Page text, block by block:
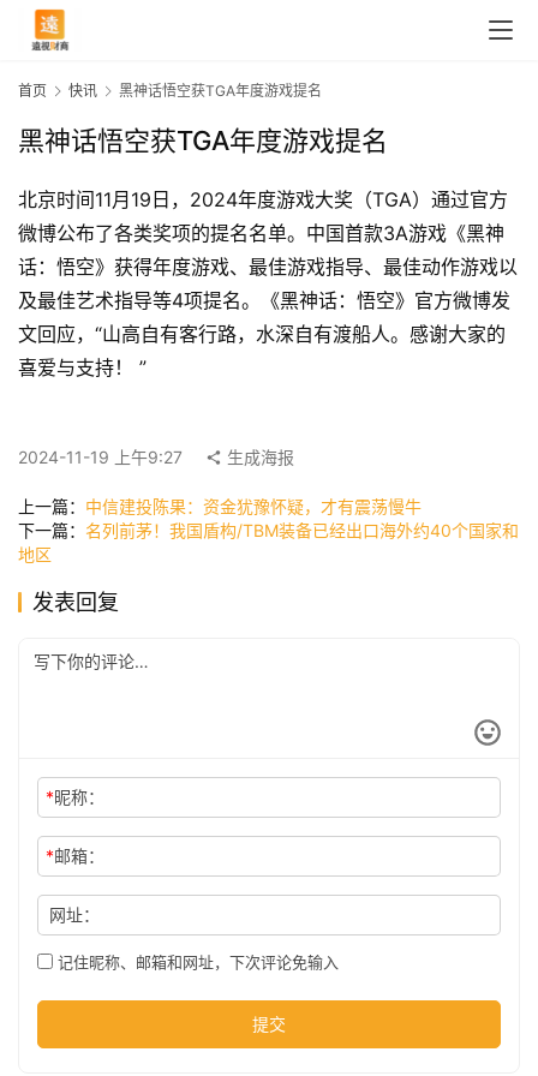
首
快
讯
司
尚
科
技
首页 快讯 黑神话悟空获TGA年度游戏提名
黑神话悟空获TGA年度游戏提名
北京时间11月19日，2024年度游戏大奖（TGA）通过官方
微博公布了各类奖项的提名名单。中国首款3A游戏《黑神
话：悟空》获得年度游戏、最佳游戏指导、最佳动作游戏以
及最佳艺术指导等4项提名。《黑神话：悟空》官方微博发
文回应，“山高自有客行路，水深自有渡船人。感谢大家的
喜爱与支持！ ”
2024-11-19 上午9:27 生成海报
上一篇： 中信建投陈果：资金犹豫怀疑，才有震荡慢牛
下一篇： 名列前茅！我国盾构/TBM装备已经出口海外约40个国家和
地区
发表回复
*昵称：
*邮箱：
网址：
记住昵称、邮箱和网址，下次评论免输入
提交